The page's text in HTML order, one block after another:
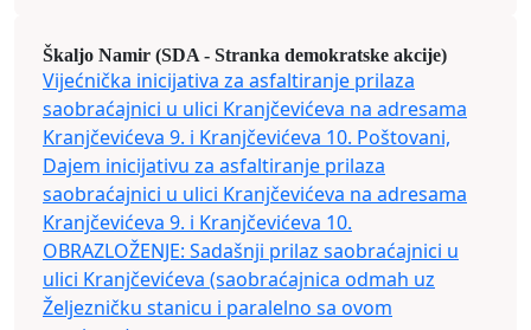
Škaljo Namir (SDA - Stranka demokratske akcije)
Vijećnička inicijativa za asfaltiranje prilaza
saobraćajnici u ulici Kranjčevićeva na adresama
Kranjčevićeva 9. i Kranjčevićeva 10. Poštovani,
Dajem inicijativu za asfaltiranje prilaza
saobraćajnici u ulici Kranjčevićeva na adresama
Kranjčevićeva 9. i Kranjčevićeva 10.
OBRAZLOŽENJE: Sadašnji prilaz saobraćajnici u
ulici Kranjčevićeva (saobraćajnica odmah uz
Željezničku stanicu i paralelno sa ovom